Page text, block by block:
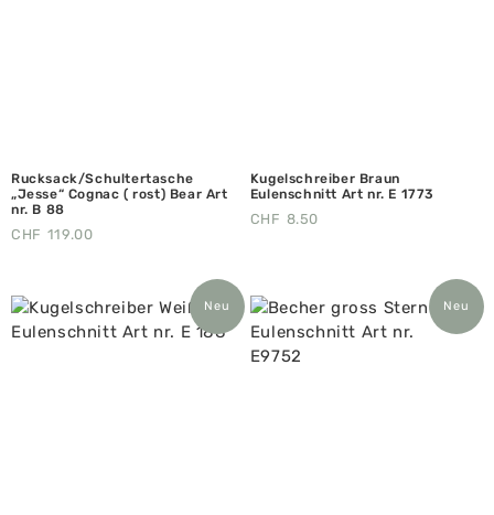
Rucksack/Schultertasche
„Jesse“ Cognac ( rost) Bear Art
nr. B 88
CHF 119.00
Kugelschreiber Braun
Eulenschnitt Art nr. E 1773
CHF 8.50
Neu Neu